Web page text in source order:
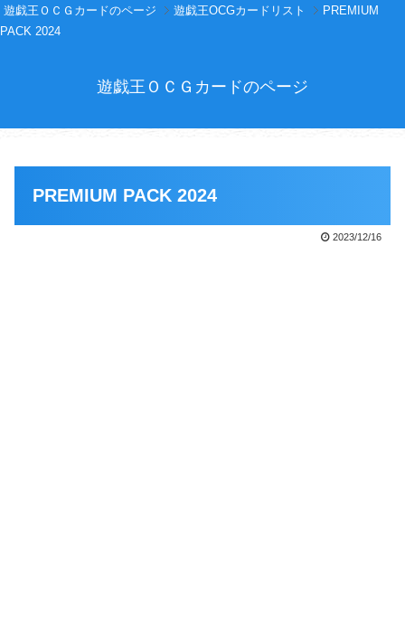
遊戯王ＯＣＧカードのページ 遊戯王OCGカードリスト
PREMIUM
PACK 2024
遊戯王ＯＣＧカードのページ
PREMIUM PACK 2024
2023/12/16